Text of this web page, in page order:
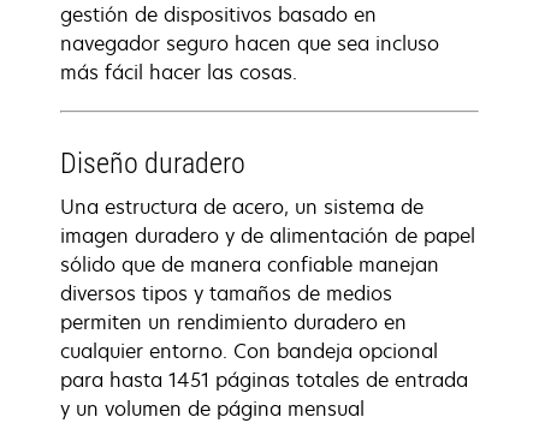
gestión de dispositivos basado en
navegador seguro hacen que sea incluso
más fácil hacer las cosas.
Diseño duradero
Una estructura de acero, un sistema de
imagen duradero y de alimentación de papel
sólido que de manera confiable manejan
diversos tipos y tamaños de medios
permiten un rendimiento duradero en
cualquier entorno. Con bandeja opcional
para hasta 1451 páginas totales de entrada
y un volumen de página mensual